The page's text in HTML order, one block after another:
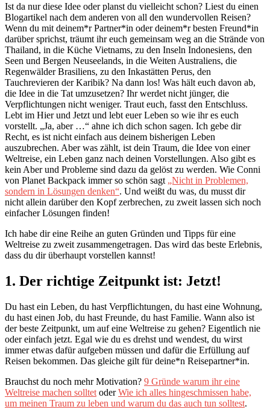
Ist da nur diese Idee oder planst du vielleicht schon? Liest du einen
Blogartikel nach dem anderen von all den wundervollen Reisen?
Wenn du mit deinem*r Partner*in oder deinem*r besten Freund*in
darüber sprichst, träumt ihr euch gemeinsam weg an die Strände von
Thailand, in die Küche Vietnams, zu den Inseln Indonesiens, den
Seen und Bergen Neuseelands, in die Weiten Australiens, die
Regenwälder Brasiliens, zu den Inkastätten Perus, den
Tauchrevieren der Karibik? Na dann los! Was hält euch davon ab,
die Idee in die Tat umzusetzen? Ihr werdet nicht jünger, die
Verpflichtungen nicht weniger. Traut euch, fasst den Entschluss.
Lebt im Hier und Jetzt und lebt euer Leben so wie ihr es euch
vorstellt. „Ja, aber …“ ahne ich dich schon sagen. Ich gebe dir
Recht, es ist nicht einfach aus deinem bisherigen Leben
auszubrechen. Aber was zählt, ist dein Traum, die Idee von einer
Weltreise, ein Leben ganz nach deinen Vorstellungen. Also gibt es
kein Aber und Probleme sind dazu da gelöst zu werden. Wie Conni
von Planet Backpack immer so schön sagt „Nicht in Problemen,
sondern in Lösungen denken“. Und weißt du was, du musst dir
nicht allein darüber den Kopf zerbrechen, zu zweit lassen sich noch
einfacher Lösungen finden!
Ich habe dir eine Reihe an guten Gründen und Tipps für eine
Weltreise zu zweit zusammengetragen. Das wird das beste Erlebnis,
dass du dir überhaupt vorstellen kannst!
1. Der richtige Zeitpunkt ist: Jetzt!
Du hast ein Leben, du hast Verpflichtungen, du hast eine Wohnung,
du hast einen Job, du hast Freunde, du hast Familie. Wann also ist
der beste Zeitpunkt, um auf eine Weltreise zu gehen? Eigentlich nie
oder einfach jetzt. Egal wie du es drehst und wendest, du wirst
immer etwas dafür aufgeben müssen und dafür die Erfüllung auf
Reisen bekommen. Das gleiche gilt für deine*n Reisepartner*in.
Brauchst du noch mehr Motivation? 9 Gründe warum ihr eine
Weltreise machen solltet oderWie ich alles hingeschmissen habe,
um meinen Traum zu leben und warum du das auch tun solltest.